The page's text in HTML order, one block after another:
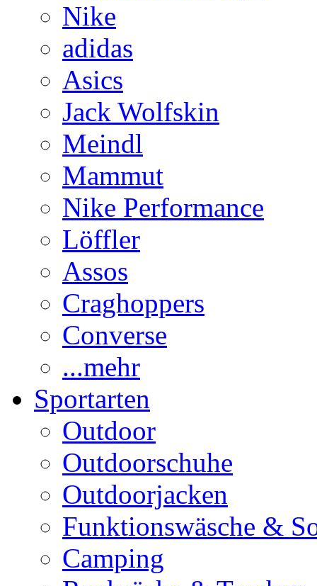
Nike
adidas
Asics
Jack Wolfskin
Meindl
Mammut
Nike Performance
Löffler
Assos
Craghoppers
Converse
...mehr
Sportarten
Outdoor
Outdoorschuhe
Outdoorjacken
Funktionswäsche &
Camping